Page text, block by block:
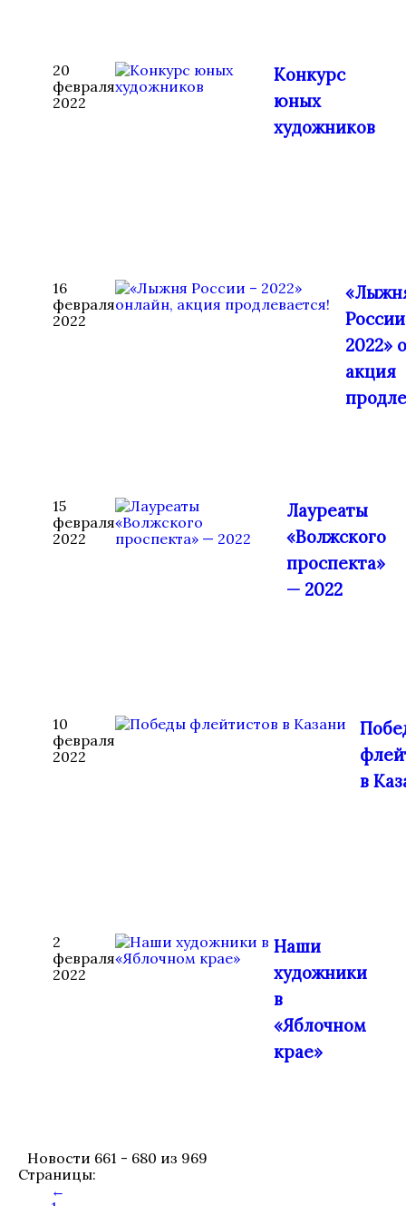
20
февраля
2022
Конкурс
юных
художников
16
февраля
2022
2022»
акция
15
февраля
2022
Лауреаты
«Волжского
проспекта»
— 2022
10
февраля
2022
в
2
февраля
2022
Наши
художники
в
«Яблочном
крае»
Новости 661 - 680 из 969
Страницы:
←